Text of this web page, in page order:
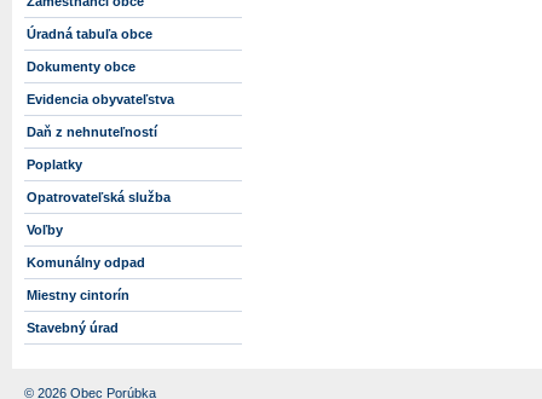
Úradná tabuľa obce
Dokumenty obce
Evidencia obyvateľstva
Daň z nehnuteľností
Poplatky
Opatrovateľská služba
Voľby
Komunálny odpad
Miestny cintorín
Stavebný úrad
© 2026 Obec Porúbka